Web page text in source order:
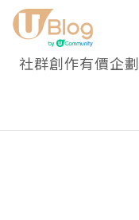
社群創作有價企劃